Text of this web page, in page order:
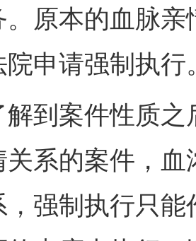
。原本的血脉
院申请强制执行
案件性质之
关系的案件，
，强制执行只